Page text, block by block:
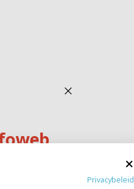
Privacybeleid